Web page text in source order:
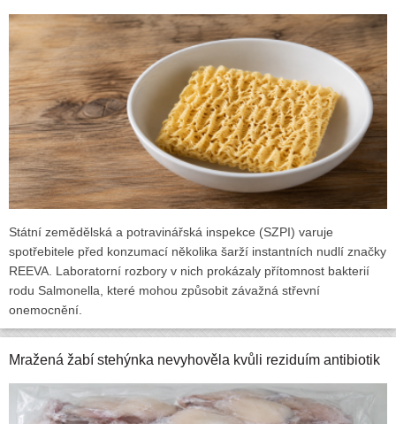
Státní zemědělská a potravinářská inspekce (SZPI) varuje
spotřebitele před konzumací několika šarží instantních nudlí značky
REEVA. Laboratorní rozbory v nich prokázaly přítomnost bakterií
rodu Salmonella, které mohou způsobit závažná střevní
onemocnění.
Mražená žabí stehýnka nevyhověla kvůli reziduím antibiotik